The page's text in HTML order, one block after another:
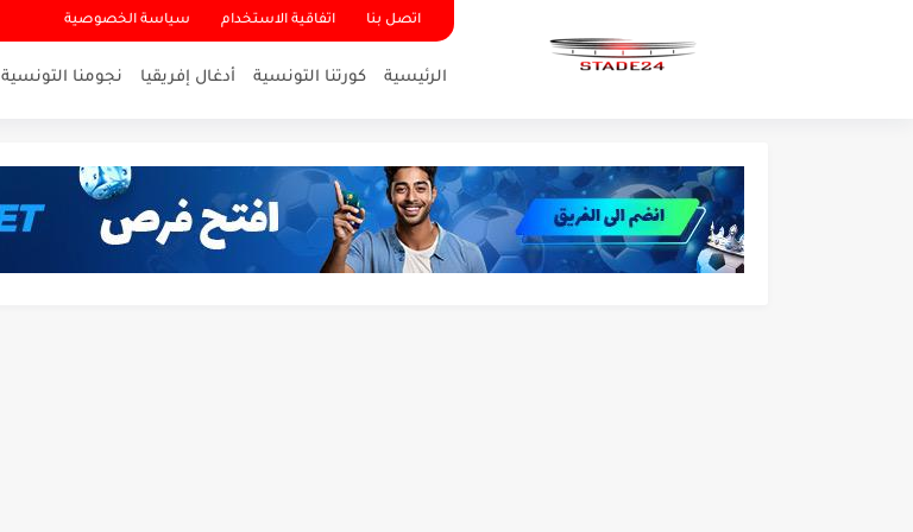
اتصل بنا اتفاقية الاستخدام سياسة الخصوصية
الرئيسية كورتنا التونسية أدغال إفريقيا نجومنا التونسية